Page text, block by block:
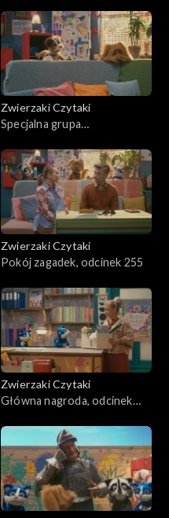
Zwierzaki Czytaki
Specjalna grupa
Zwierzaki Czytaki
Pokój zagadek, odcinek 255
Zwierzaki Czytaki
Główna nagroda, odcinek